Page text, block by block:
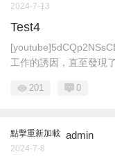
2024-7-13
Test4
工作的誘因，直至發現
201 0
點擊重新加載 admin
2024-7-8